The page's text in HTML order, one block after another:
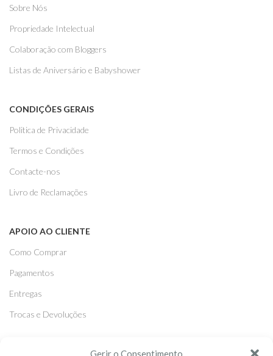
Gerir o Consentimento
Sobre Nós
Propriedade Intelectual
Colaboração com Bloggers
Listas de Aniversário e Babyshower
CONDIÇÕES GERAIS
Politica de Privacidade
Termos e Condições
Contacte-nos
Livro de Reclamações
APOIO AO CLIENTE
Como Comprar
Pagamentos
Entregas
Trocas e Devoluções